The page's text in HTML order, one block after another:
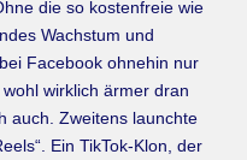
die so kostenfreie wie
Wachstum und
Face­book ohnehin nur
wirklich ärmer dran
auch. Zweitens launchte
Ein TikTok­-Klon, der